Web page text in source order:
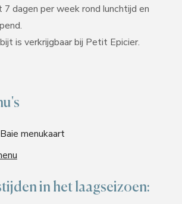
dagen per week rond lunchtijd en
is verkrijgbaar bij Petit Epicier.
menukaart
in het laagseizoen: